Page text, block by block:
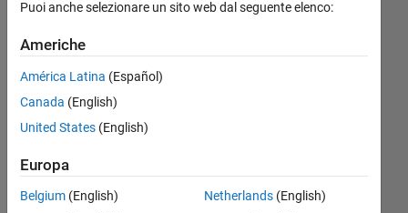
in the
same
matrix?
M
2022
Risposta
Puoi anche selezionare un sito web dal seguente elenco:
Americhe
América Latina (Español)
Canada (English)
United States (English)
Europa
Belgium (English)
Netherlands(English)